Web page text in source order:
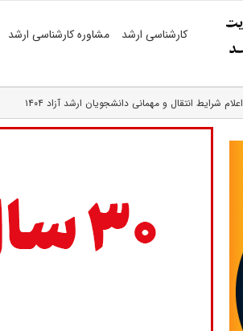
کارشناسی ارشد مشاوره کارشناسی ارشد
اعلام شرایط انتقال و مهمانی دانشجویان ارشد آزاد ۱۴۰۴